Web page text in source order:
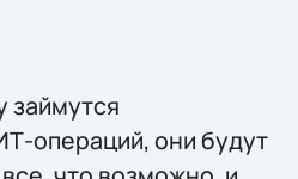
займутся
операций, они будут